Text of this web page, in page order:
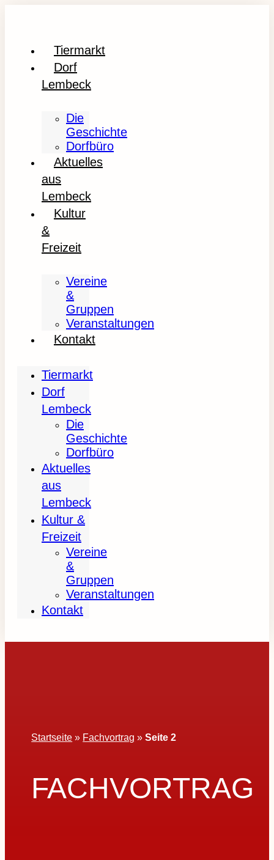
Tiermarkt
Dorf
Lembeck
Die
Geschichte
Dorfbüro
Aktuelles
aus
Lembeck
Kultur
&
Freizeit
Vereine
&
Gruppen
Veranstaltungen
Kontakt
Tiermarkt
Dorf
Lembeck
Die
Geschichte
Dorfbüro
Aktuelles
aus
Lembeck
Kultur &
Freizeit
Vereine
&
Gruppen
Veranstaltungen
Kontakt
Startseite » Fachvortrag »Seite 2
FACHVORTRAG